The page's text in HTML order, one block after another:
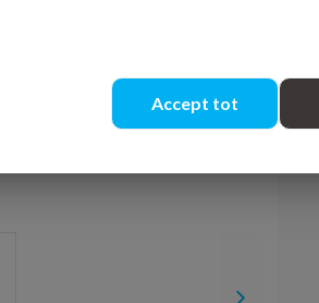
Accept tot